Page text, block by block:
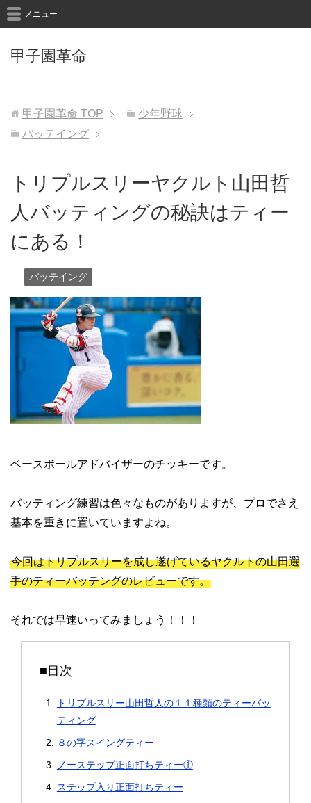
甲子園革命
メニュー
甲子園革命 TOP
少年野球
バッテイング
トリプルスリーヤクルト山田哲
人バッティングの秘訣はティー
にある！
バッテイング
ベースボールアドバイザーのチッキーです。
バッティング練習は色々なものがありますが、プロでさえ
基本を重きに置いていますよね。
今回はトリプルスリーを成し遂げているヤクルトの山田選
手のティーバッテングのレビューです。
それでは早速いってみましょう！！！
■目次
トリプルスリー山田哲人の１１種類のティーバッ
ティング
８の字スイングティー
ノーステップ正面打ちティー①
ステップ入り正面打ちティー